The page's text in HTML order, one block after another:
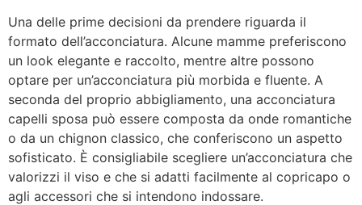
Una delle prime decisioni da prendere riguarda il
formato dell’acconciatura. Alcune mamme preferiscono
un look elegante e raccolto, mentre altre possono
optare per un’acconciatura più morbida e fluente. A
seconda del proprio abbigliamento, una acconciatura
capelli sposa può essere composta da onde romantiche
o da un chignon classico, che conferiscono un aspetto
sofisticato. È consigliabile scegliere un’acconciatura che
valorizzi il viso e che si adatti facilmente al copricapo o
agli accessori che si intendono indossare.